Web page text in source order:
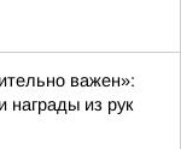
важен»:
награды из рук